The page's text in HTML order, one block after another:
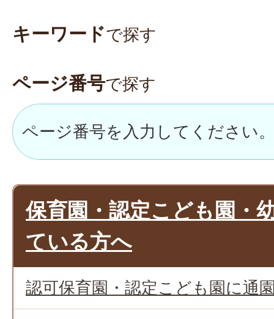
キーワードで探す
ページ番号で探す
保育園・認定こども園・
ている方へ
認可保育園・認定こども園に通